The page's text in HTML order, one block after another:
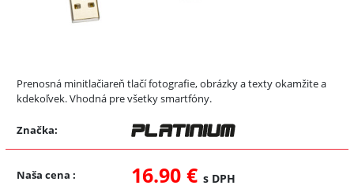
Prenosná minitlačiareň tlačí fotografie, obrázky a texty okamžite a
kdekoľvek. Vhodná pre všetky smartfóny.
Značka:
Naša cena : 16.90 € s DPH